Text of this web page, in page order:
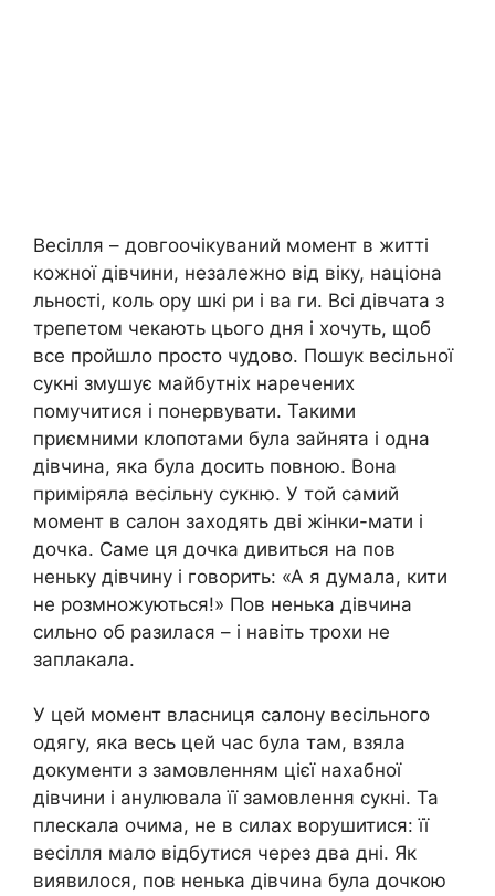
Весілля – довгоочікуваний момент в житті
кожної дівчини, незалежно від віку, націона
льності, коль ору шкі ри і ва ги. Всі дівчата з
трепетом чекають цього дня і хочуть, щоб
все пройшло просто чудово. Пошук весільної
сукні змушує майбутніх наречених
помучитися і понервувати. Такими
приємними клопотами була зайнята і одна
дівчина, яка була досить повною. Вона
приміряла весільну сукню. У той самий
момент в салон заходять дві жінки-мати і
дочка. Саме ця дочка дивиться на пов
неньку дівчину і говорить: «А я думала, кити
не розмножуються!» Пов ненька дівчина
сильно об разилася – і навіть трохи не
заплакала.
У цей момент власниця салону весільного
одягу, яка весь цей час була там, взяла
документи з замовленням цієї нахабної
дівчини і анулювала її замовлення сукні. Та
плескала очима, не в силах ворушитися: її
весілля мало відбутися через два дні. Як
виявилося, пов ненька дівчина була дочкою